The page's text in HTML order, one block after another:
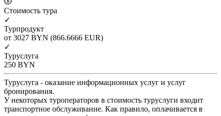
Cтоимость тура
✓
Турпродукт
от 3027 BYN (866.6666 EUR)
✓
Туруслуга
250 BYN
Туруслуга - оказание информационных услуг и услуг
бронирования.
У некоторых туроператоров в стоимость туруслуги входит
транспортное обслуживание. Как правило, оплачивается в